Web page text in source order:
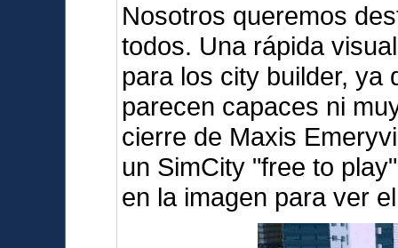
Nosotros queremos
todos. Una rápida
para los city builder, ya
parecen capaces ni
cierre de Maxis
un SimCity "free to
en la imagen para ver